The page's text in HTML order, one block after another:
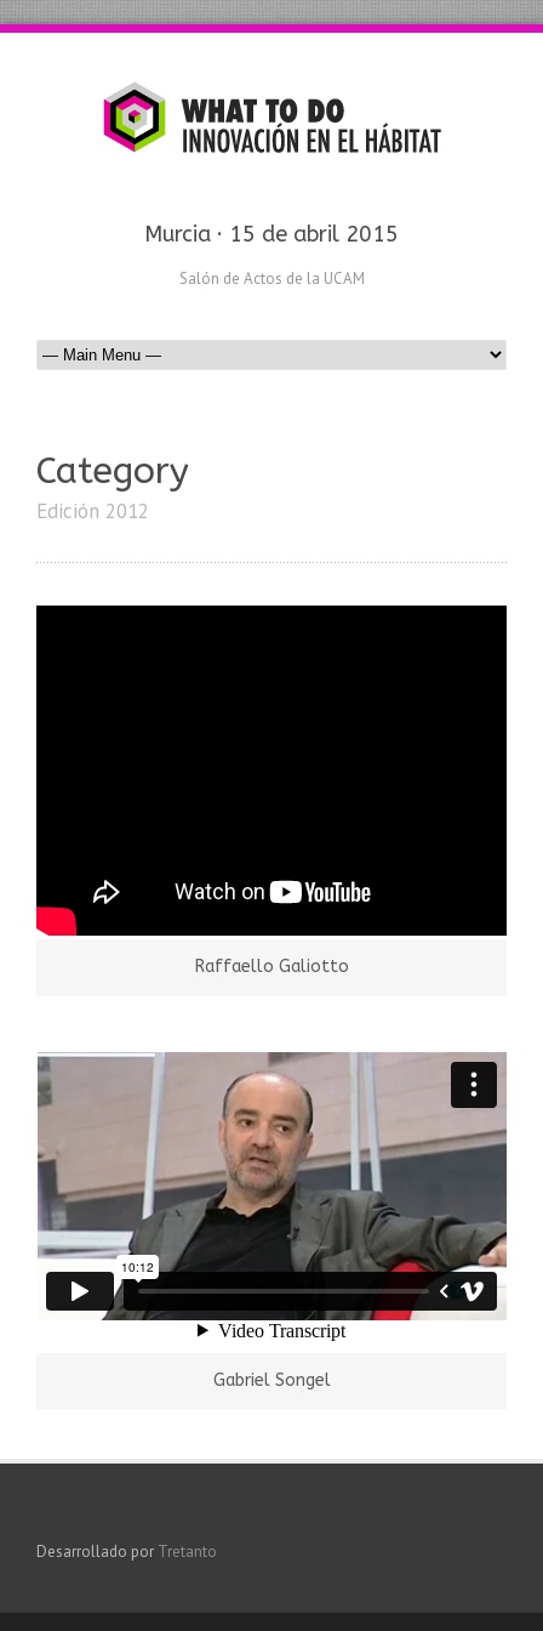
Murcia · 15 de abril 2015
Salón de Actos de la UCAM
Category
Edición 2012
Raffaello Galiotto
Gabriel Songel
Desarrollado por Tretanto